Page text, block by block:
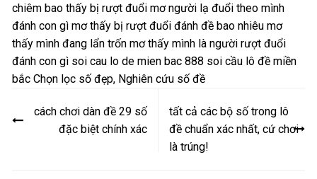
chiêm bao thấy bị rượt đuổi mơ người lạ đuổi theo mình
đánh con gì mơ thấy bị rượt đuổi đánh đề bao nhiêu mơ
thấy mình đang lẩn trốn mơ thấy mình là người rượt đuổi
đánh con gì soi cau lo de mien bac 888 soi cầu lô đề miền
bắc Chọn lọc số đẹp, Nghiên cứu số đề
hướng
cách chơi dàn đề 29 số
đặc biệt chính xác
tất cả các bộ số trong lô
đề chuẩn xác nhất, cứ chơi
là trúng!